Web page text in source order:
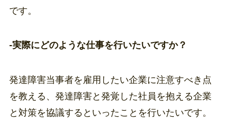
です。
-実際にどのような仕事を行いたいですか？
発達障害当事者を雇用したい企業に注意すべき点
を教える、発達障害と発覚した社員を抱える企業
と対策を協議するといったことを行いたいです。